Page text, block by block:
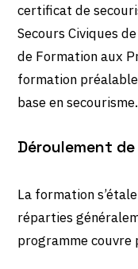
certificat de
Secours Civiques
de Formation aux
formation
base en secourisme.
Déroulement
La formation
réparties
programme couvre